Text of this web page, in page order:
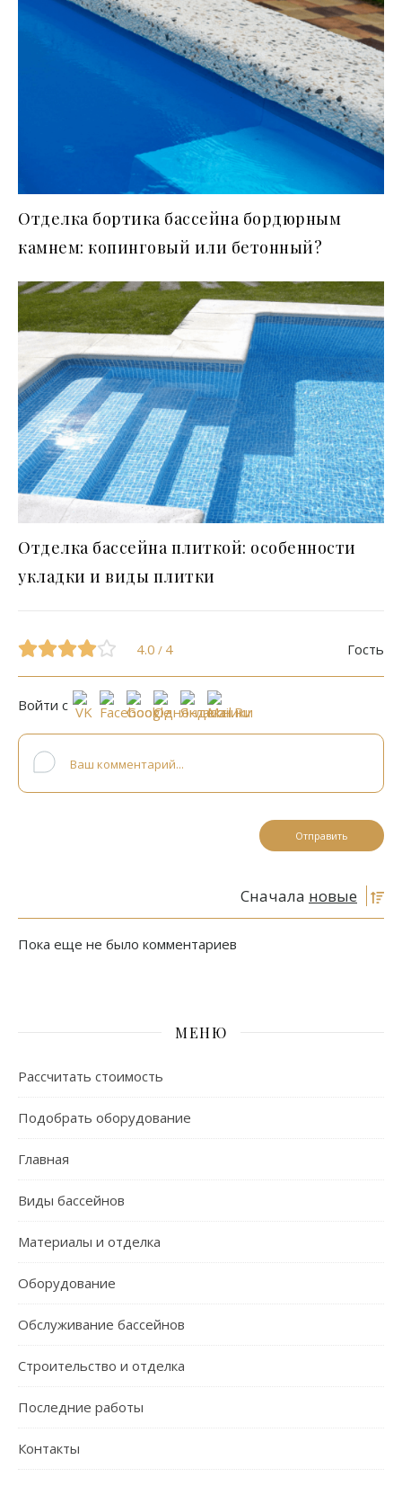
Отделка бортика бассейна бордюрным
камнем: копинговый или бетонный?
Отделка бассейна плиткой: особенности
укладки и виды плитки
4.0 / 4 Гость
Войти с
Сначала новые
Пока еще не было комментариев
МЕНЮ
Рассчитать стоимость
Подобрать оборудование
Главная
Виды бассейнов
Материалы и отделка
Оборудование
Обслуживание бассейнов
Строительство и отделка
Последние работы
Контакты